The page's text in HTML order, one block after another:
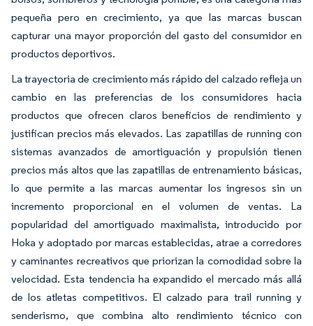
pequeña pero en crecimiento, ya que las marcas buscan
capturar una mayor proporción del gasto del consumidor en
productos deportivos.
La trayectoria de crecimiento más rápido del calzado refleja un
cambio en las preferencias de los consumidores hacia
productos que ofrecen claros beneficios de rendimiento y
justifican precios más elevados. Las zapatillas de running con
sistemas avanzados de amortiguación y propulsión tienen
precios más altos que las zapatillas de entrenamiento básicas,
lo que permite a las marcas aumentar los ingresos sin un
incremento proporcional en el volumen de ventas. La
popularidad del amortiguado maximalista, introducido por
Hoka y adoptado por marcas establecidas, atrae a corredores
y caminantes recreativos que priorizan la comodidad sobre la
velocidad. Esta tendencia ha expandido el mercado más allá
de los atletas competitivos. El calzado para trail running y
senderismo, que combina alto rendimiento técnico con